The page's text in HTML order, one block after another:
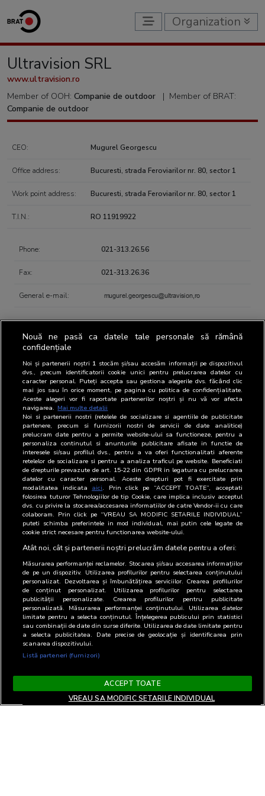
Organization
Ultravision SRL
www.ultravision.ro
Member of OOH: Companie de outdoor | Member of BRAT:
Companie de outdoor
CEO: Mugurel Georgescu
Office address: Bucuresti, strada Feroviarilor nr. 80, sector 1
Work point address: Bucuresti, strada Feroviarilor nr. 80, sector 1
T.I.N.: RO 11919922
Phone: 021-313.26.56
Fax: 021-313.26.36
General e-mail:
Contact person regarding BRAT
Representatives Name Position Email Phone
BRAT
Mugurel
Georgescu
Director
General
021-
313.26.56
OOH
Mugurel
Georgescu
Director
General
021-
313.26.56
Nouă ne pasă ca datele tale personale să rămână
confidențiale
Noi și partenerii noștri 1 stocăm și/sau accesăm informații pe dispozitivul
dvs., precum identificatorii cookie unici pentru prelucrarea datelor cu
caracter personal. Puteți accepta sau gestiona alegerile dvs. făcând clic
mai jos sau în orice moment, pe pagina cu politica de confidențialitate.
Aceste alegeri vor fi raportate partenerilor noștri și nu vă vor afecta
navigarea. Mai multe detalii
Noi si partenerii nostri (retelele de socializare si agentiile de publicitate
partenere, precum si furnizorii nostri de servicii de date analitice)
prelucram date pentru a permite website-ului sa functioneze, pentru a
personaliza continutul si anunturile publicitare afisate in functie de
interesele si/sau profilul dvs., pentru a va oferi functionalitati aferente
retelelor de socializare si pentru a analiza traficul pe website. Beneficiati
de drepturile prevazute de art. 15-22 din GDPR in legatura cu prelucrarea
datelor cu caracter personal. Aceste drepturi pot fi exercitate prin
modalitatea indicata aici. Prin click pe “ACCEPT TOATE”, acceptati
folosirea tuturor Tehnologiilor de tip Cookie, care implica inclusiv acceptul
dvs. cu privire la stocarea/accesarea informatiilor de catre Vendor-ii cu care
colaboram. Prin click pe “VREAU SA MODIFIC SETARILE INDIVIDUAL”
puteti schimba preferintele in mod individual, mai putin cele legate de
cookie strict necesare pentru functionarea website-ului.
Atât noi, cât și partenerii noștri prelucrăm datele pentru a oferi:
Măsurarea performanței reclamelor. Stocarea și/sau accesarea informațiilor
de pe un dispozitiv. Utilizarea profilurilor pentru selectarea conținutului
personalizat. Dezvoltarea și îmbunătățirea serviciilor. Crearea profilurilor
de conținut personalizat. Utilizarea profilurilor pentru selectarea
publicității personalizate. Crearea profilurilor pentru publicitate
personalizată. Măsurarea performanței conținutului. Utilizarea datelor
limitate pentru a selecta conținutul. Înțelegerea publicului prin statistici
sau combinații de date din surse diferite. Utilizarea de date limitate pentru
a selecta publicitatea. Date precise de geolocație și identificarea prin
scanarea dispozitivului.
Listă parteneri (furnizori)
ACCEPT TOATE
VREAU SA MODIFIC SETARILE INDIVIDUAL